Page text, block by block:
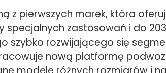
z pierwszych marek, która
specjalnych zastosowań i do
szybko rozwijającego się
nową platformę